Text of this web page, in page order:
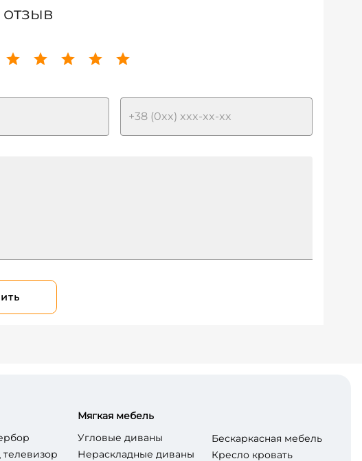
Мягкая мебель
Угловые диваны
Нераскладные диваны
Бескаркасная мебель
Кресло кровать